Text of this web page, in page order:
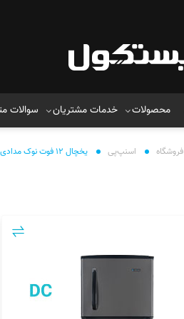
محصولات خدمات مشتریان سوالات
فروشگاه اسنپ‌پی یخچال ۱۲ فوت نوک مدادی ( ۱۲ولت – DC)